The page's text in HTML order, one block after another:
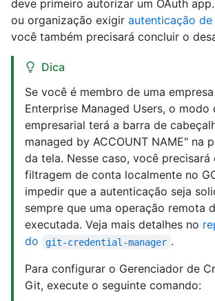
deve primeiro autorizar um OAuth
ou organização exigir autenticação
você também precisará concluir o
Dica
Se você é membro de uma
Enterprise Managed Users, o modo
empresarial terá a barra de
managed by ACCOUNT NAME" na
da tela. Nesse caso, você precisará
filtragem de conta localmente no
impedir que a autenticação seja
sempre que uma operação remota
executada. Veja mais detalhes no
do
git-credential-manager .
Para configurar o Gerenciador de
Git, execute o seguinte comando: